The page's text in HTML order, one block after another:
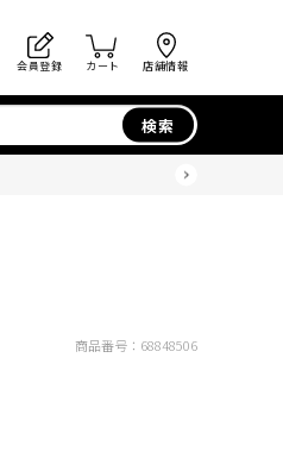
会員登録 カート 店舗情報
検索
商品番号： 68848506